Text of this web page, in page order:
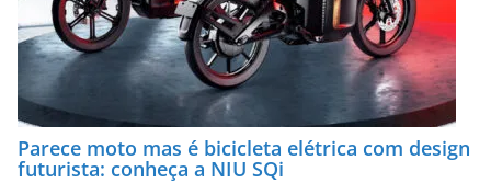
Parece moto mas é bicicleta elétrica com design
futurista: conheça a NIU SQi